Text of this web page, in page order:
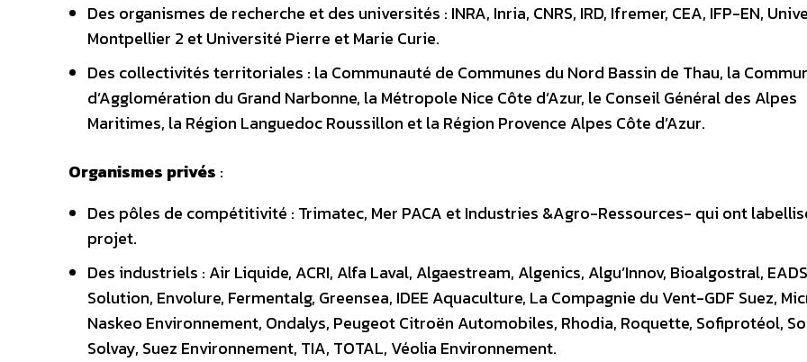
Des organismes de recherche et des universités : INRA, Inria, CNRS, IRD, Ifremer, CEA, IFP-EN,
Montpellier 2 et Université Pierre et Marie Curie.
Des collectivités territoriales : la Communauté de Communes du Nord Bassin de Thau, la
d’Agglomération du Grand Narbonne, la Métropole Nice Côte d’Azur, le Conseil Général des Alpes
Maritimes, la Région Languedoc Roussillon et la Région Provence Alpes Côte d’Azur.
Organismes privés :
Des pôles de compétitivité : Trimatec, Mer PACA et Industries &Agro-Ressources- qui ont
projet.
Des industriels : Air Liquide, ACRI, Alfa Laval, Algaestream, Algenics, Algu’Innov, Bioalgostral,
Solution, Envolure, Fermentalg, Greensea, IDEE Aquaculture, La Compagnie du Vent-GDF Suez,
Naskeo Environnement, Ondalys, Peugeot Citroën Automobiles, Rhodia, Roquette, Sofiprotéol,
Solvay, Suez Environnement, TIA, TOTAL, Véolia Environnement.